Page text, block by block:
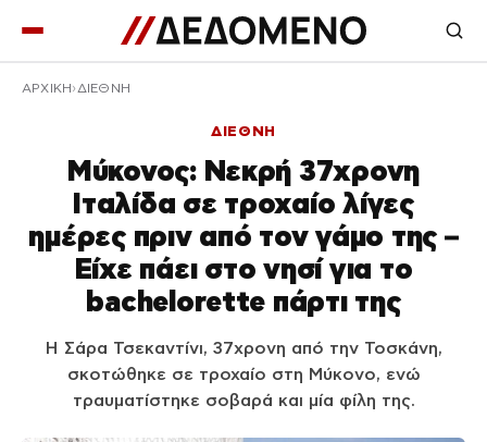
ΑΡΧΙΚΉ ΔΙΕΘΝΗ
ΔΙΕΘΝΗ
Μύκονος: Νεκρή 37χρονη
Ιταλίδα σε τροχαίο λίγες
ημέρες πριν από τον γάμο της –
Είχε πάει στο νησί για το
bachelorette πάρτι της
Η Σάρα Τσεκαντίνι, 37χρονη από την Τοσκάνη,
σκοτώθηκε σε τροχαίο στη Μύκονο, ενώ
τραυματίστηκε σοβαρά και μία φίλη της.